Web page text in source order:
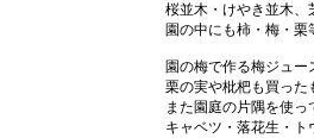
桜並木・けやき並木、
園の中にも柿・梅・
園の梅で作る梅ジュー
栗の実や枇杷も買った
また園庭の片隅を使っ
キャベツ・落花生・ト